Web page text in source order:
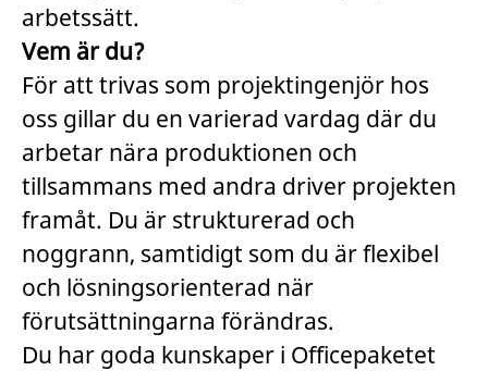
arbetssätt.
Vem är du?
För att trivas som projektingenjör hos
oss gillar du en varierad vardag där du
arbetar nära produktionen och
tillsammans med andra driver projekten
framåt. Du är strukturerad och
noggrann, samtidigt som du är flexibel
och lösningsorienterad när
förutsättningarna förändras.
Du har goda kunskaper i Officepaketet